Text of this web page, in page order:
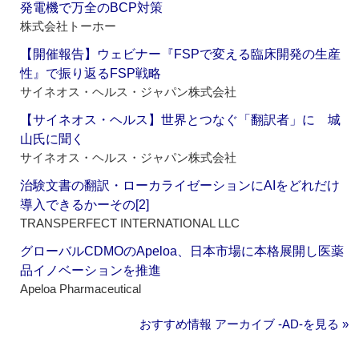
発電機で万全のBCP対策
株式会社トーホー
【開催報告】ウェビナー『FSPで変える臨床開発の生産
性』で振り返るFSP戦略
サイネオス・ヘルス・ジャパン株式会社
【サイネオス・ヘルス】世界とつなぐ「翻訳者」に 城
山氏に聞く
サイネオス・ヘルス・ジャパン株式会社
治験文書の翻訳・ローカライゼーションにAIをどれだけ
導入できるかーその[2]
TRANSPERFECT INTERNATIONAL LLC
グローバルCDMOのApeloa、日本市場に本格展開し医薬
品イノベーションを推進
Apeloa Pharmaceutical
おすすめ情報 アーカイブ ‐AD‐を見る »